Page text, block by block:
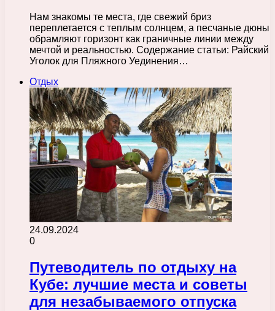
Нам знакомы те места, где свежий бриз
переплетается с теплым солнцем, а песчаные дюны
обрамляют горизонт как граничные линии между
мечтой и реальностью. Содержание статьи: Райский
Уголок для Пляжного Уединения…
Отдых
24.09.2024
0
Путеводитель по отдыху на
Кубе: лучшие места и советы
для незабываемого отпуска